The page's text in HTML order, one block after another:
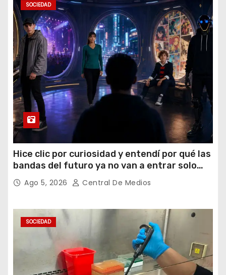
SOCIEDAD
Hice clic por curiosidad y entendí por qué las
bandas del futuro ya no van a entrar solo
por los oídos
Ago 5, 2026 Central De Medios
SOCIEDAD